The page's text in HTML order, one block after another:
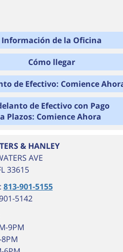
Información de la Oficina
Cómo llegar
de Efectivo: Comience
de Efectivo con Pago
a Plazos: Comience Ahora
& HANLEY
AVE
33615
813-901-5155
5142
9PM